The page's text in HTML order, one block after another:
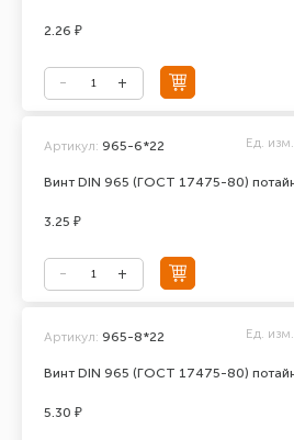
2.26 ₽
Винт DIN 965 (ГОСТ 17475-80)
Артикул: 965-6*22 Ед. изм.
3.25 ₽
Винт DIN 965 (ГОСТ 17475-80)
Артикул: 965-8*22 Ед. изм.
5.30 ₽